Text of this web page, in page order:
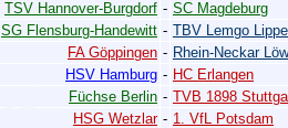
TSV Hannover-Burgdorf - SC Magdeburg
SG Flensburg-Handewitt - TBV Lemgo Lippe
FA Göppingen - Rhein-Neckar
HSV Hamburg - HC Erlangen
Füchse Berlin - TVB 1898
HSG Wetzlar - 1. VfL Potsdam